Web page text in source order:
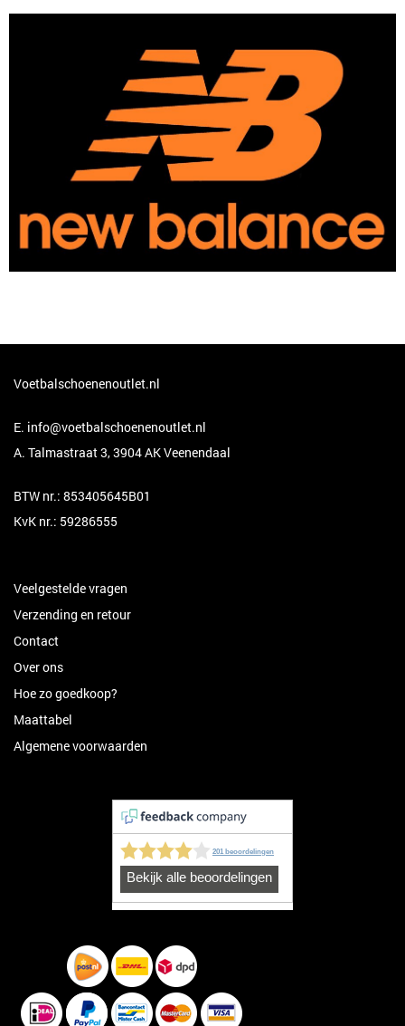
Voetbalschoenenoutlet.nl
E. info@voetbalschoenenoutlet.nl
A. Talmastraat 3, 3904 AK Veenendaal
BTW nr.: 853405645B01
KvK nr.: 59286555
Veelgestelde vragen
Verzending en retour
Contact
Over ons
Hoe zo goedkoop?
Maattabel
Algemene voorwaarden